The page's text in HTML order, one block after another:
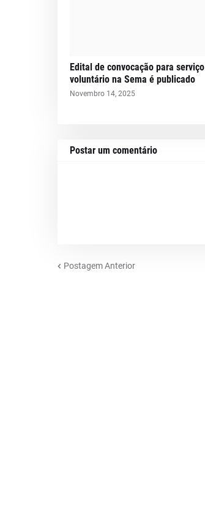
Edital de convocação para serviço
voluntário na Sema é publicado
Novembro 14, 2025
Postar um comentário
Postagem Anterior